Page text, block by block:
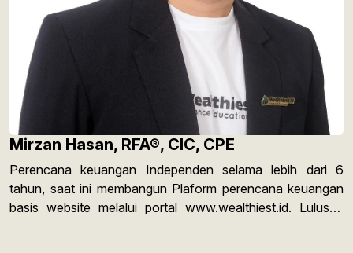
Mirzan Hasan, RFA®, CIC, CPE
Perencana keuangan Independen selama lebih dari 6
tahun, saat ini membangun Plaform perencana keuangan
basis website melalui portal www.wealthiest.id. Lulusan